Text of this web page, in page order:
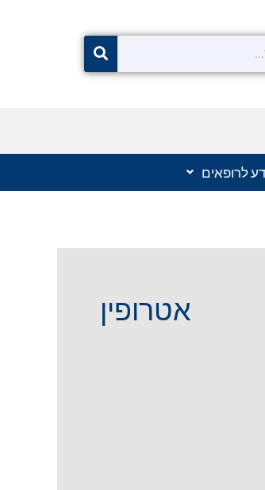
לרופאים
אטרופין